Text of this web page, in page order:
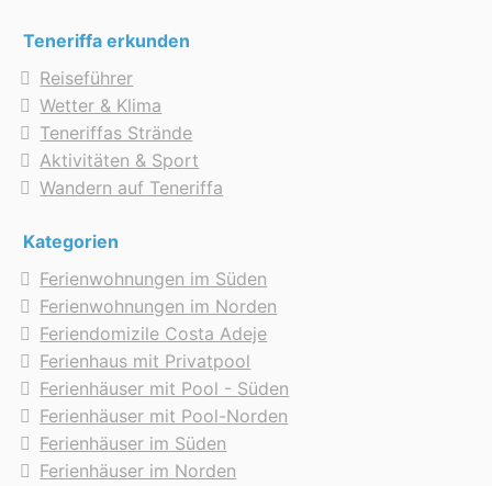
Teneriffa erkunden
Reiseführer
Wetter & Klima
Teneriffas Strände
Aktivitäten & Sport
Wandern auf Teneriffa
Kategorien
Ferienwohnungen im Süden
Ferienwohnungen im Norden
Feriendomizile Costa Adeje
Ferienhaus mit Privatpool
Ferienhäuser mit Pool - Süden
Ferienhäuser mit Pool-Norden
Ferienhäuser im Süden
Ferienhäuser im Norden